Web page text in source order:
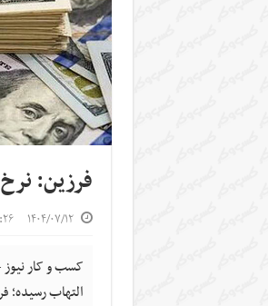
فرزین:
۱۴۰۴/۰۷/۱۲
کسب و کار نیوز -